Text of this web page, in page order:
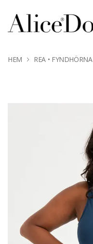
HEM REA • FYNDHÖRNA